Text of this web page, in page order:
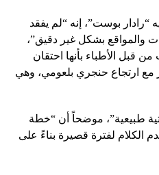
“رادار بوست”، إنه “لم يفقد
والمواقع بشكل غير دقيق”،
قبل الأطباء بأنها احتقان
مع ارتجاع حنجري بلعومي، وهي
طبيعية”، موضحاً أن “خطة
الكلام لفترة قصيرة بناءً على